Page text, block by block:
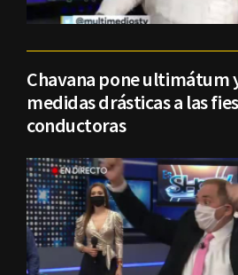
Chavana pone ultimátum
medidas drásticas a las
conductoras